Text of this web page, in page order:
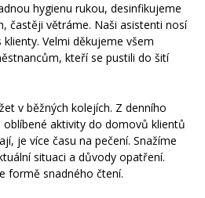
hygienu rukou, desinfikujeme
častěji větráme. Naši asistenti nosí
Velmi děkujeme všem
kteří se pustili do šití
v běžných kolejích. Z denního
aktivity do domovů klientů
je více času na pečení. Snažíme
situaci a důvody opatření.
formě snadného čtení.